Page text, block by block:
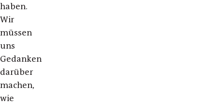
haben.
Wir
müssen
uns
Gedanken
darüber
machen,
wie